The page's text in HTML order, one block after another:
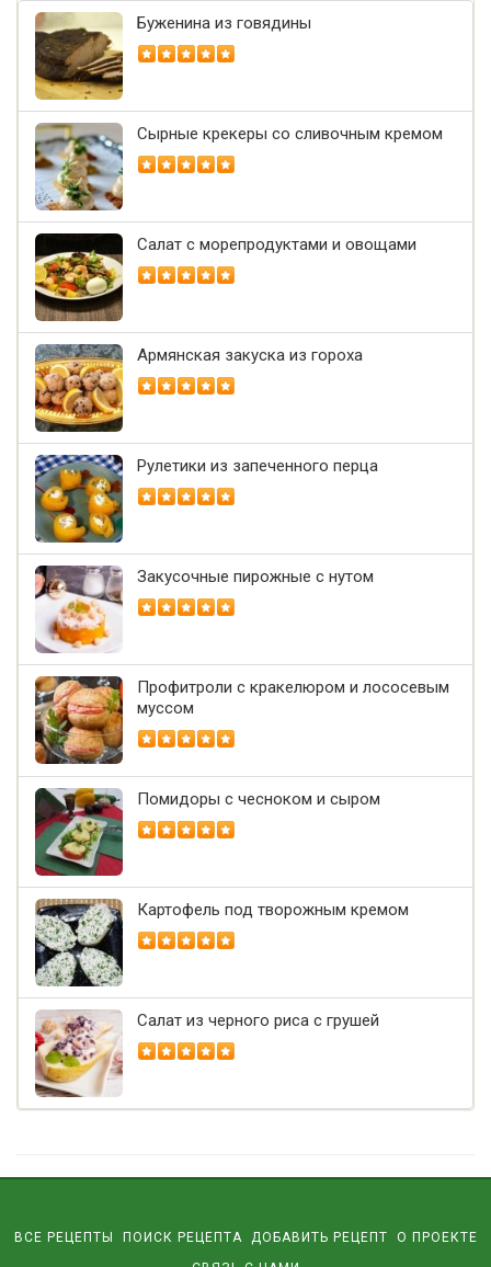
Буженина из говядины
Сырные крекеры со сливочным кремом
Салат с морепродуктами и овощами
Армянская закуска из гороха
Рулетики из запеченного перца
Закусочные пирожные с нутом
Профитроли с кракелюром и лососевым
муссом
Помидоры с чесноком и сыром
Картофель под творожным кремом
Салат из черного риса с грушей
ВСЕ РЕЦЕПТЫ ПОИСК РЕЦЕПТА ДОБАВИТЬ РЕЦЕПТ
О ПРОЕКТЕ